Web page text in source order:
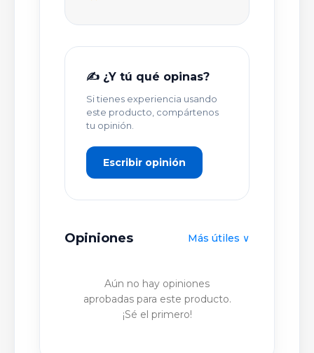
✍️ ¿Y tú qué opinas?
Si tienes experiencia usando
este producto, compártenos
tu opinión.
Escribir opinión
Opiniones Más útiles ∨
Aún no hay opiniones
aprobadas para este producto.
¡Sé el primero!
TU OPINIÓN DETALLADA *